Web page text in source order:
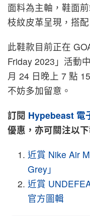
面料為主軸，鞋面
枝紋皮革呈現，搭
此鞋款目前正在
Friday 2023」活動
月 24 日晚上 7 點
不妨多加留意。
訂閱 Hypebeast 電
優惠，亦可關注以下
近賞 Nike Air
Grey」
近賞
官方圖輯